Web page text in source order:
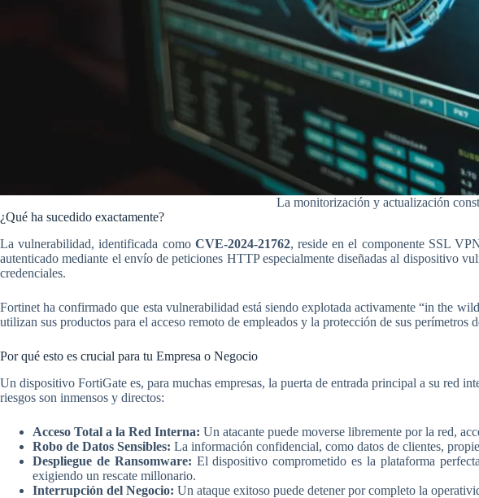
La monitorización y actualización
¿Qué ha sucedido exactamente?
La vulnerabilidad, identificada como CVE-2024-21762, reside en el componente SSL
autenticado mediante el envío de peticiones HTTP especialmente diseñadas al dispositivo
credenciales.
Fortinet ha confirmado que esta vulnerabilidad está siendo explotada activamente “in the
utilizan sus productos para el acceso remoto de empleados y la protección de sus perímetros
Por qué esto es crucial para tu Empresa o Negocio
Un dispositivo FortiGate es, para muchas empresas, la puerta de entrada principal a su red
riesgos son inmensos y directos:
Acceso Total a la Red Interna: Un atacante puede moverse libremente por la red,
Robo de Datos Sensibles: La información confidencial, como datos de clientes,
Despliegue de Ransomware: El dispositivo comprometido es la plataforma
exigiendo un rescate millonario.
Interrupción del Negocio: Un ataque exitoso puede detener por completo la